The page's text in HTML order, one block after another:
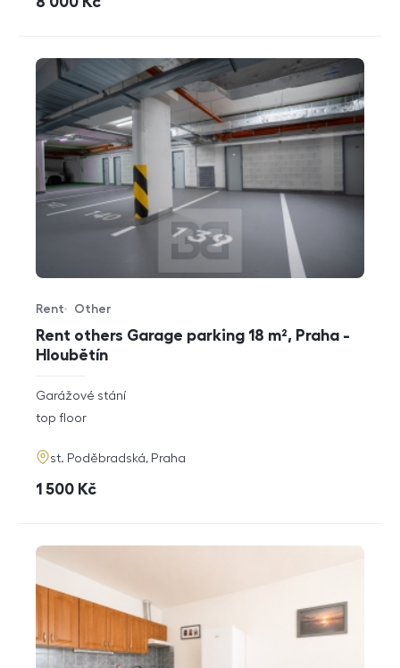
Rent others Garage parking 18 m², Praha -
Hloubětín
Offer type
Rent
Property type
Other
rozměry
disposition
Garážové stání
funkce
top floor
adresa
st. Poděbradská, Praha
cena
1 500 Kč